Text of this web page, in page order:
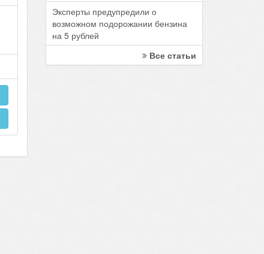
Эксперты предупредили о
возможном подорожании бензина
на 5 рублей
Все статьи